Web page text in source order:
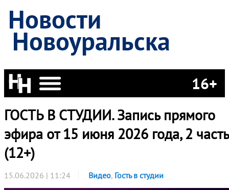
Новости
Новоуральска
16+
ГОСТЬ В СТУДИИ. Запись прямого
эфира от 15 июня 2026 года, 2 часть
(12+)
15.06.2026 | 11:24 Видео, Гость в студии